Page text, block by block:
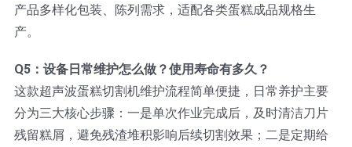
产品多样化包装、陈列需求，适配各类蛋糕成品规格生
产。
Q5：设备日常维护怎么做？使用寿命有多久？
这款超声波蛋糕切割机维护流程简单便捷，日常养护主要
分为三大核心步骤：一是单次作业完成后，及时清洁刀片
残留糕屑，避免残渣堆积影响后续切割效果；二是定期给